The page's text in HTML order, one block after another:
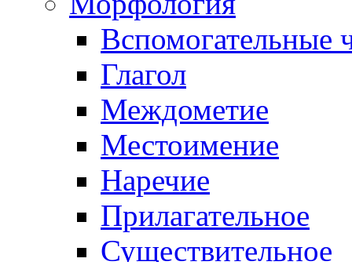
Вспомогательные
Глагол
Междометие
Местоимение
Наречие
Прилагательное
Существительное